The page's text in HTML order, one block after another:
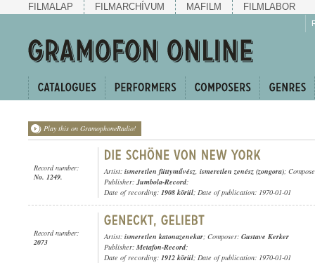
FILMALAP FILMARCHÍVUM MAFILM FILMLABOR
Play this on GramophoneRadio!
Record number:
No. 1249.
Artist: ismeretlen füttyművész, ismeretlen zenész (zongora);
Publisher:Jumbola-Record;
Date of recording: 1908 körül; Date of publication: 1970-01-01
Record number:
2073
Artist: ismeretlen katonazenekar; Composer: Gustave Kerker
Publisher: Metafon-Record;
Date of recording: 1912 körül; Date of publication: 1970-01-01